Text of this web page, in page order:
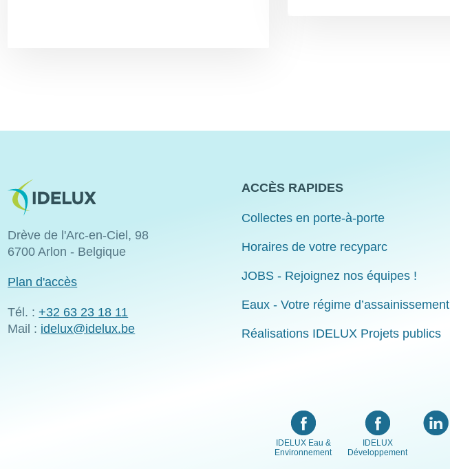
Image
Drève de l'Arc-en-Ciel, 98
6700 Arlon - Belgique
Plan d'accès
Tél. :+32 63 23 18 11
Mail : idelux@idelux.be
ACCÈS RAPIDES
Collectes en porte-à-porte
Horaires de votre recyparc
JOBS - Rejoignez nos équipes !
Eaux - Votre régime d’assainissement
Réalisations IDELUX Projets publics
IDELUX Eau &
Environnement
IDELUX
Développement